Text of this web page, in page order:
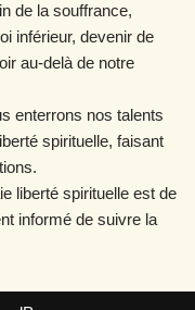
de la souffrance,
inférieur, devenir de
au-delà de notre
enterrons nos talents
spirituelle, faisant
liberté spirituelle est de
informé de suivre la